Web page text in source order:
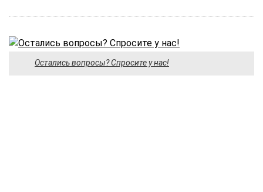
Остались вопросы? Спросите у нас!